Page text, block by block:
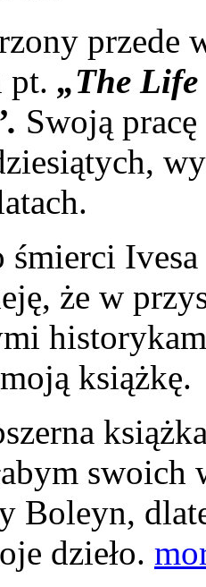
przede
pt. „The Life
Swoją
Ivesa
że w
książkę.
swoich
Boleyn,
dzieło.